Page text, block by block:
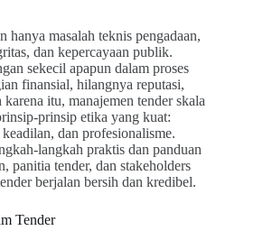
hanya masalah teknis pengadaan,
dan kepercayaan publik.
sekecil apapun dalam proses
finansial, hilangnya reputasi,
itu, manajemen tender skala
prinsip etika yang kuat:
dan profesionalisme.
langkah praktis dan panduan
panitia tender, dan stakeholders
berjalan bersih dan kredibel.
Tender